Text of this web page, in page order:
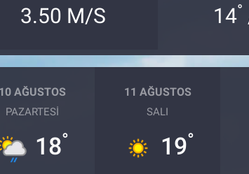
3.50 M/S 14°
10 AĞUSTOS
PAZARTESI
18°
11 AĞUSTOS
SALI
19°